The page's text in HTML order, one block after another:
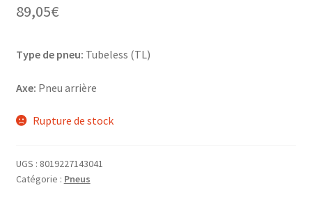
89,05€
Type de pneu: Tubeless (TL)
Axe: Pneu arrière
Rupture de stock
UGS : 8019227143041
Catégorie : Pneus